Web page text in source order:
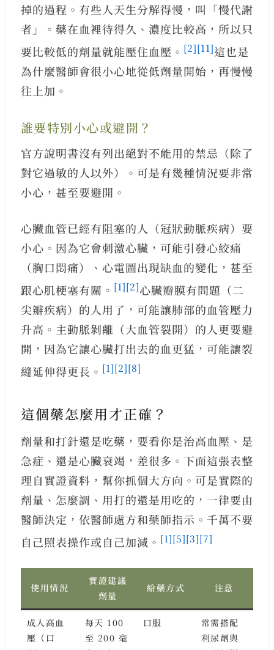
掉的過程。有些人天生分解得慢，叫「慢代謝
者」。藥在血裡待得久、濃度比較高，所以只
要比較低的劑量就能壓住血壓。 [2][11]這也是
為什麼醫師會很小心地從低劑量開始，再慢慢
往上加。
誰要特別小心或避開？
官方說明書沒有列出絕對不能用的禁忌（除了
對它過敏的人以外）。可是有幾種情況要非常
小心，甚至要避開。
心臟血管已經有阻塞的人（冠狀動脈疾病）要
小心。因為它會刺激心臟，可能引發心絞痛
（胸口悶痛）、心電圖出現缺血的變化，甚至
跟心肌梗塞有關。 [1][2]心臟瓣膜有問題（二
尖瓣疾病）的人用了，可能讓肺部的血管壓力
升高。主動脈剝離（大血管裂開）的人更要避
開，因為它讓心臟打出去的血更猛，可能讓裂
縫延伸得更長。 [1][2][8]
這個藥怎麼用才正確？
劑量和打針還是吃藥，要看你是治高血壓、是
急症、還是心臟衰竭，差很多。下面這張表整
理自實證資料，幫你抓個大方向。可是實際的
劑量、怎麼調、用打的還是用吃的，一律要由
醫師決定，依醫師處方和藥師指示。千萬不要
自己照表操作或自己加減。 [1][5][3][7]
使用情況
實證建議
劑量
給藥方式 注意
成人高血
壓（口
每天 100
至 200 毫
口服
常需搭配
利尿劑與